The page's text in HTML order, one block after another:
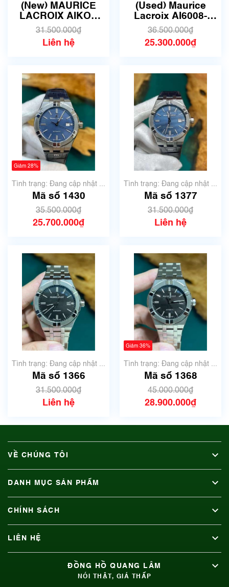
chưa qua sử dụng)
(New) MAURICE
LACROIX AIKON
42MM AI6008-
SS002-331-1 | Size
42mm | Mã số 2905
31.500.000₫
Liên hệ
sử dụng nhưng rất đẹp,
không có xước)
(Used) Maurice
Lacroix AI6008-
SS002-330-1 | Size
42mm | Mã số 2897
36.500.000₫
25.300.000₫
Giảm 28%
Tình trạng: Đang cập nhật ...
Mã số 1430
35.500.000₫
25.700.000₫
Tình trạng: Đang cập nhật ...
Mã số 1377
31.500.000₫
Liên hệ
Tình trạng: Đang cập nhật ...
Mã số 1366
31.500.000₫
Liên hệ
Giảm 36%
Tình trạng: Đang cập nhật ...
Mã số 1368
45.000.000₫
28.900.000₫
VỀ CHÚNG TÔI
DANH MỤC SẢN PHẨM
CHÍNH SÁCH
LIÊN HỆ
ĐỒNG HỒ QUANG LÂM
NÓI THẬT, GIÁ THẤP